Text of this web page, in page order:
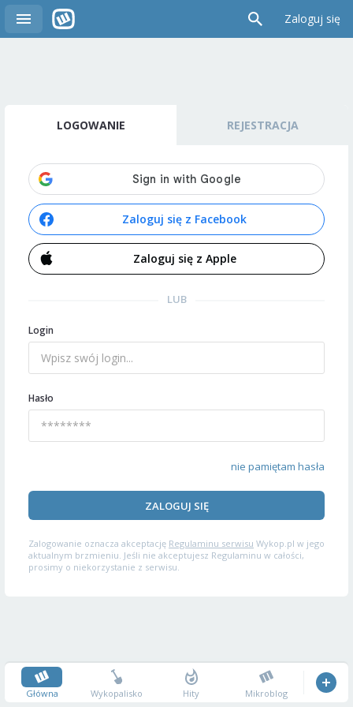
Zaloguj się
LOGOWANIE REJESTRACJA
Zaloguj się z Facebook
Zaloguj się z Apple
LUB
Login
Hasło
nie pamiętam hasła
ZALOGUJ SIĘ
Zalogowanie oznacza akceptację Regulaminu serwisu Wykop.pl w jego
aktualnym brzmieniu. Jeśli nie akceptujesz Regulaminu w całości,
prosimy o niekorzystanie z serwisu.
Główna Wykopalisko Hity Mikroblog